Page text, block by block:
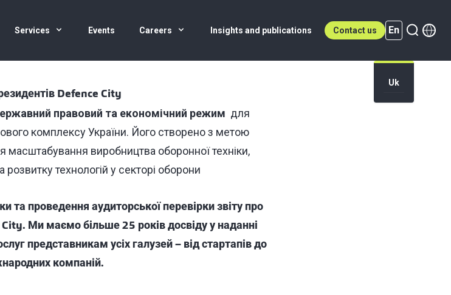
Services Events Careers Insights and publications Contact us En
Uk
En (active)
Defence City
правовий та економічний режим для
комплексу України. Його створено з метою
виробництва оборонної техніки,
розвитку технологій у секторі оборони
та проведення аудиторської перевірки звіту про
City. Ми маємо більше 25 років досвіду у наданні
представникам усіх галузей – від стартапів до
компаній.